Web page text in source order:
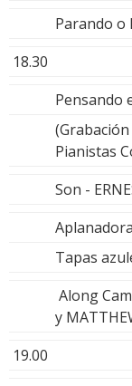
Parando o
18.30
Pensando
Pianistas
Son -
Tapas
Along
y
19.00